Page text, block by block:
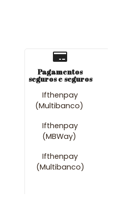
Pagamentos
seguros e seguros
Ifthenpay
(Multibanco)
Ifthenpay
(MBWay)
Ifthenpay
(Multibanco)